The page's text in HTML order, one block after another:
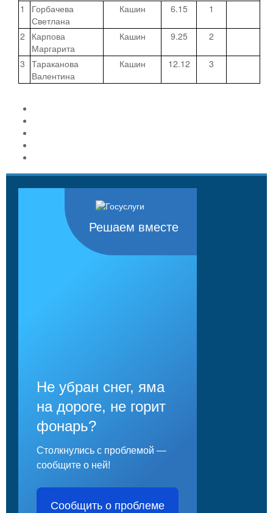
1
Горбачева
Светлана
Кашин 6.15 1
2
Карпова
Маргарита
Кашин 9.25 2
3 Тараканова
Валентина
Кашин 12.12 3
Решаем вместе
Не убран снег, яма
на дороге, не горит
фонарь?
Столкнулись с проблемой —
сообщите о ней!
Сообщить о проблеме